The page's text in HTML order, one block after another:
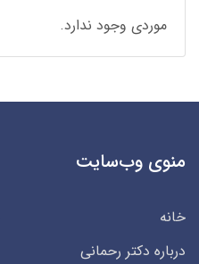
موردی وجود ندارد.
منوی وب‌سایت
خانه
درباره دکتر رحمانی